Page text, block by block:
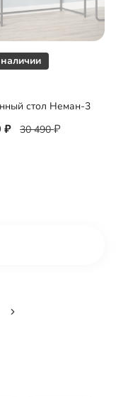
стол Неман-3
30 490